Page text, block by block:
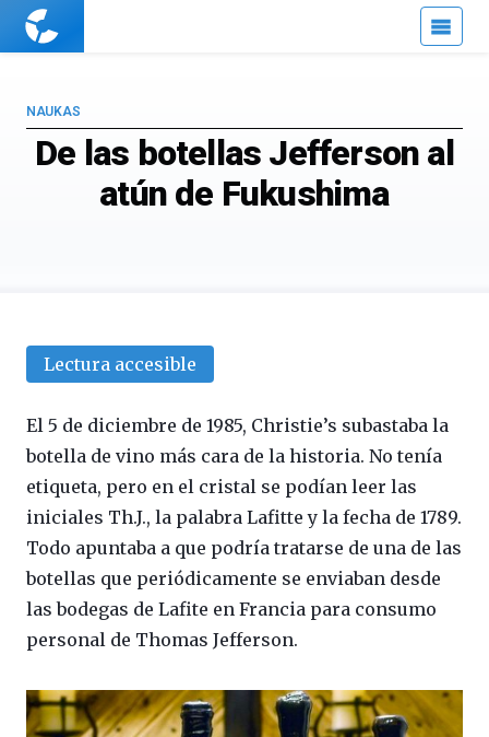
Cuaderno
De las botellas Jefferson al
atún de Fukushima
NAUKAS
Lectura accesible
El 5 de diciembre de 1985, Christie’s subastaba la
botella de vino más cara de la historia. No tenía
etiqueta, pero en el cristal se podían leer las
iniciales Th.J., la palabra Lafitte y la fecha de 1789.
Todo apuntaba a que podría tratarse de una de las
botellas que periódicamente se enviaban desde
las bodegas de Lafite en Francia para consumo
personal de Thomas Jefferson.